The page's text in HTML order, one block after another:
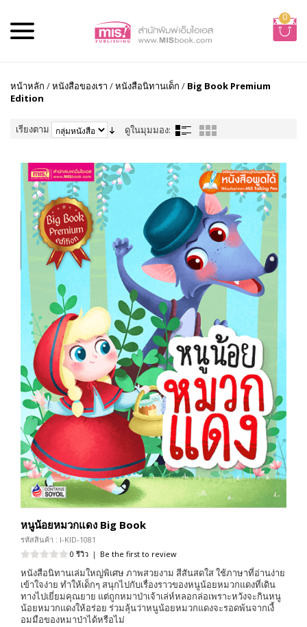
0
หน้าหลัก /หนังสือของเรา /หนังสือนิทานเด็ก / Big Book Premium
Edition
เรียงตาม ดูในมุมมอง:
หนูน้อยหมวกแดง Big Book
รหัสสินค้า : I-KID-1081
0 รีวิว | Be the first to review
หนังสือนิทานเล่มใหญ่พิเศษ ภาพสวยงาม สีสันสดใส ใช้ภาษาที่อ่านง่าย
เข้าใจง่าย ทำให้เด็กๆ สนุกไปกับเรื่องราวของหนูน้อยหมวกแดงที่เดิน
ทางไปเยี่ยมคุณยาย แต่ถูกหมาป่าเจ้าเล่ห์หลอกล่อเพราะหวังจะกินหนู
น้อยหมวกแดงให้อร่อย ร่วมลุ้นว่าหนูน้อยหมวกแดงจะรอดพ้นจากเงี้
อมมือของหมาป่าได้หรือไม่